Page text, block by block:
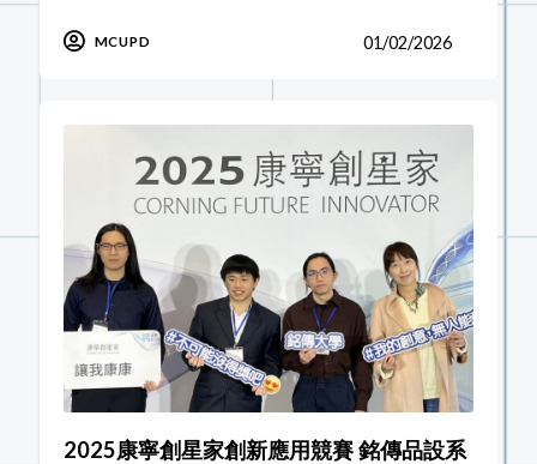
MCUPD 01/02/2026
2025康寧創星家創新應用競賽 銘傳品設系